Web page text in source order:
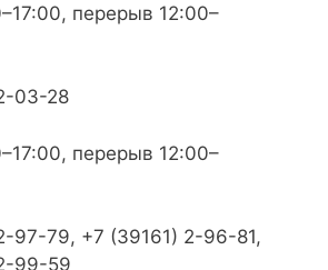
перерыв 12:00–
03-28
перерыв 12:00–
97-79, +7 (39161) 2-96-81,
99-59